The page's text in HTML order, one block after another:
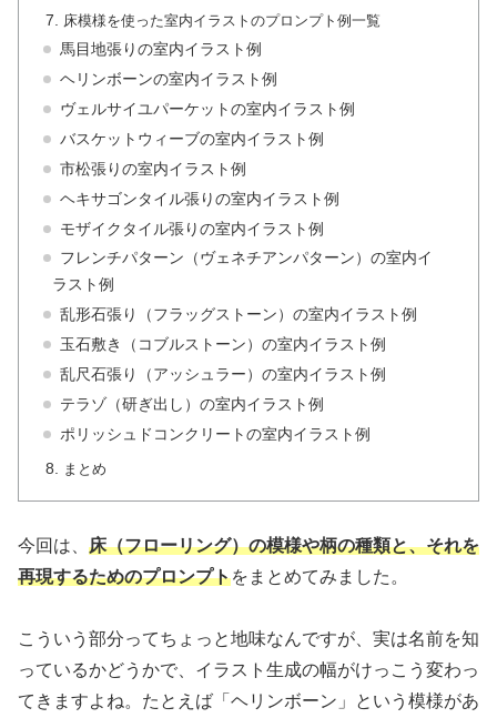
床模様を使った室内イラストのプロンプト例一覧
馬目地張りの室内イラスト例
ヘリンボーンの室内イラスト例
ヴェルサイユパーケットの室内イラスト例
バスケットウィーブの室内イラスト例
市松張りの室内イラスト例
ヘキサゴンタイル張りの室内イラスト例
モザイクタイル張りの室内イラスト例
フレンチパターン（ヴェネチアンパターン）の室内イ
ラスト例
乱形石張り（フラッグストーン）の室内イラスト例
玉石敷き（コブルストーン）の室内イラスト例
乱尺石張り（アッシュラー）の室内イラスト例
テラゾ（研ぎ出し）の室内イラスト例
ポリッシュドコンクリートの室内イラスト例
まとめ
今回は、 床（フローリング）の模様や柄の種類と、それを
再現するためのプロンプトをまとめてみました。
こういう部分ってちょっと地味なんですが、実は名前を知
っているかどうかで、イラスト生成の幅がけっこう変わっ
てきますよね。たとえば「ヘリンボーン」という模様があ